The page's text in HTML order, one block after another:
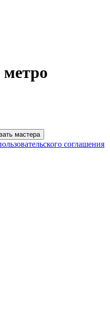
метро
мастера
соглашения